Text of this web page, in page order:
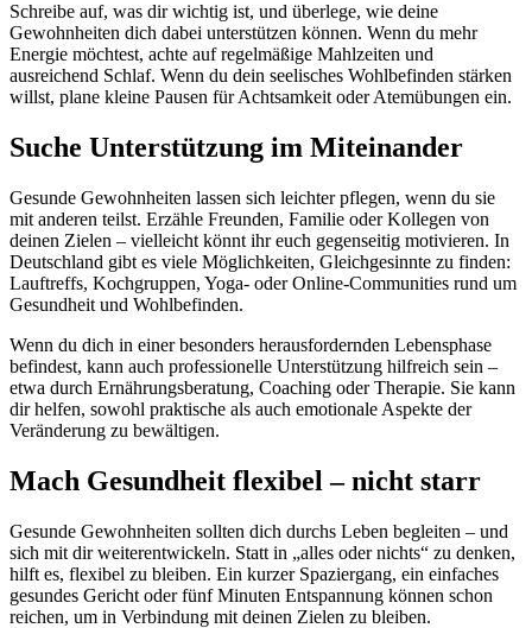
Schreibe auf, was dir wichtig ist, und überlege, wie deine
Gewohnheiten dich dabei unterstützen können. Wenn du mehr
Energie möchtest, achte auf regelmäßige Mahlzeiten und
ausreichend Schlaf. Wenn du dein seelisches Wohlbefinden stärken
willst, plane kleine Pausen für Achtsamkeit oder Atemübungen ein.
Suche Unterstützung im Miteinander
Gesunde Gewohnheiten lassen sich leichter pflegen, wenn du sie
mit anderen teilst. Erzähle Freunden, Familie oder Kollegen von
deinen Zielen – vielleicht könnt ihr euch gegenseitig motivieren. In
Deutschland gibt es viele Möglichkeiten, Gleichgesinnte zu finden:
Lauftreffs, Kochgruppen, Yoga- oder Online-Communities rund um
Gesundheit und Wohlbefinden.
Wenn du dich in einer besonders herausfordernden Lebensphase
befindest, kann auch professionelle Unterstützung hilfreich sein –
etwa durch Ernährungsberatung, Coaching oder Therapie. Sie kann
dir helfen, sowohl praktische als auch emotionale Aspekte der
Veränderung zu bewältigen.
Mach Gesundheit flexibel – nicht starr
Gesunde Gewohnheiten sollten dich durchs Leben begleiten – und
sich mit dir weiterentwickeln. Statt in „alles oder nichts“ zu denken,
hilft es, flexibel zu bleiben. Ein kurzer Spaziergang, ein einfaches
gesundes Gericht oder fünf Minuten Entspannung können schon
reichen, um in Verbindung mit deinen Zielen zu bleiben.